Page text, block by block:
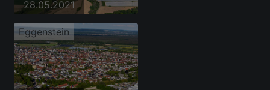
28.05.2021
Eggenstein